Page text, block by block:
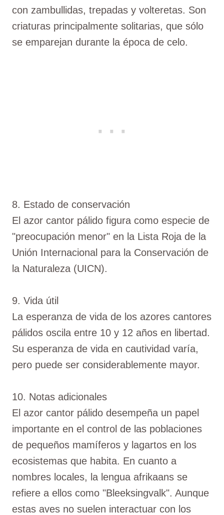
con zambullidas, trepadas y volteretas. Son
criaturas principalmente solitarias, que sólo
se emparejan durante la época de celo.
8. Estado de conservación
El azor cantor pálido figura como especie de
"preocupación menor" en la Lista Roja de la
Unión Internacional para la Conservación de
la Naturaleza (UICN).
9. Vida útil
La esperanza de vida de los azores cantores
pálidos oscila entre 10 y 12 años en libertad.
Su esperanza de vida en cautividad varía,
pero puede ser considerablemente mayor.
10. Notas adicionales
El azor cantor pálido desempeña un papel
importante en el control de las poblaciones
de pequeños mamíferos y lagartos en los
ecosistemas que habita. En cuanto a
nombres locales, la lengua afrikaans se
refiere a ellos como "Bleeksingvalk". Aunque
estas aves no suelen interactuar con los